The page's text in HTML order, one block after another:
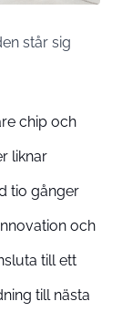
står sig
chip och
liknar
tio gånger
och
till ett
till nästa